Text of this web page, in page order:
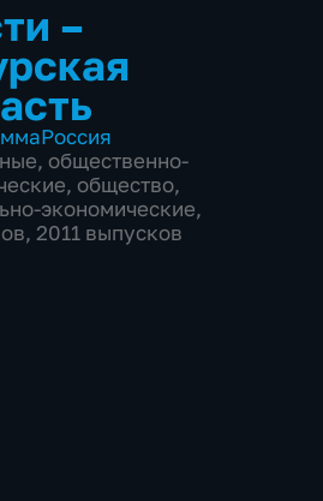
–
Россия
, общественно-
, общество,
экономические,
2011 выпусков